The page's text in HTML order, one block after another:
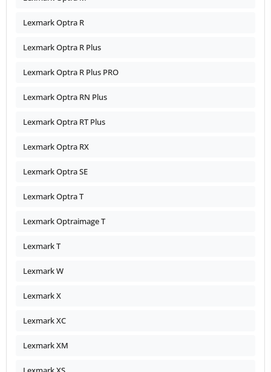
Lexmark Optra R
Lexmark Optra R Plus
Lexmark Optra R Plus PRO
Lexmark Optra RN Plus
Lexmark Optra RT Plus
Lexmark Optra RX
Lexmark Optra SE
Lexmark Optra T
Lexmark Optraimage T
Lexmark T
Lexmark W
Lexmark X
Lexmark XC
Lexmark XM